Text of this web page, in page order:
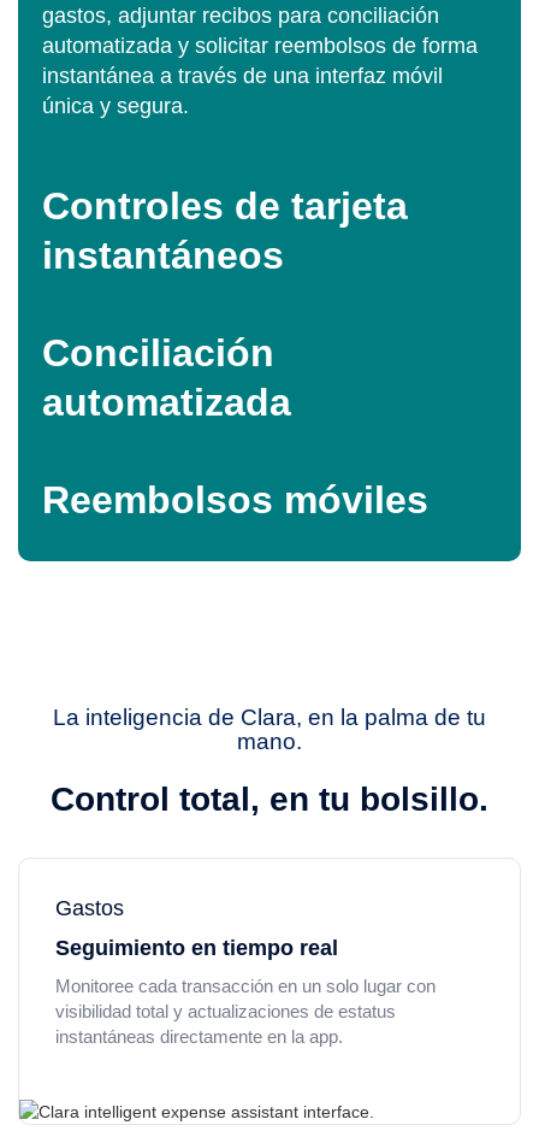
gastos, adjuntar recibos para conciliación
automatizada y solicitar reembolsos de forma
instantánea a través de una interfaz móvil
única y segura.
Controles de tarjeta
instantáneos
Conciliación
automatizada
Reembolsos móviles
La inteligencia de Clara, en la palma de tu
mano.
Control total, en tu bolsillo.
Gastos
Seguimiento en tiempo real
Monitoree cada transacción en un solo lugar con
visibilidad total y actualizaciones de estatus
instantáneas directamente en la app.